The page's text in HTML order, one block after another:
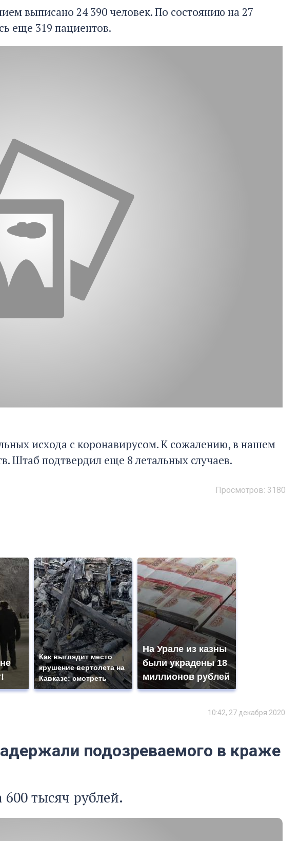
выписано 24 390 человек. По состоянию на 27
еще 319 пациентов.
исхода с коронавирусом. К сожалению, в нашем
Штаб подтвердил еще 8 летальных случаев.
Просмотров: 3180
Как выглядит место
крушение вертолета на
Кавказе: смотреть
На Урале из казны
были украдены 18
миллионов рублей
10:42, 27 декабря 2020
подозреваемого в краже
тысяч рублей.